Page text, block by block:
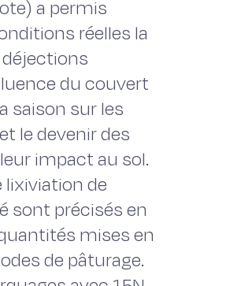
a permis
réelles la
du couvert
saison sur les
le devenir des
impact au sol.
lixiviation de
sont précisés en
mises en
de pâturage.